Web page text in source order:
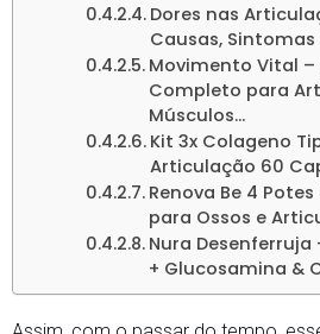
Dores nas
Causas,
Movimento Vital
Completo para
Músculos…
Kit 3x Colageno
Articulação 60
Renova Be 4
para Ossos e
Nura Desenferruja
+ Glucosamina &